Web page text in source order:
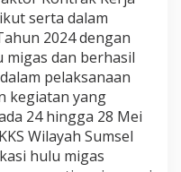
serta dalam
2024 dengan
dan berhasil
pelaksanaan
kegiatan yang
24 hingga 28 Mei
Wilayah Sumsel
hulu migas